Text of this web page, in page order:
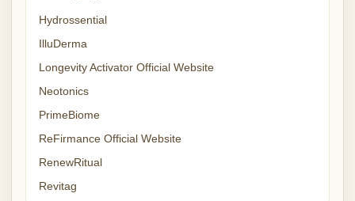
Hydrossential
IlluDerma
Longevity Activator Official Website
Neotonics
PrimeBiome
ReFirmance Official Website
RenewRitual
Revitag